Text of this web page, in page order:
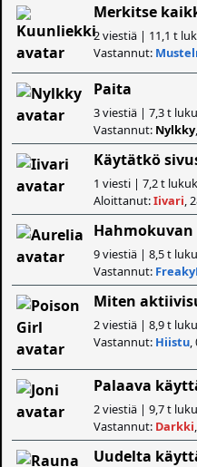
Merkitse
2 viestiä | 11,1 t
Vastannut:
Paita
3 viestiä | 7,3 t
Vastannut: Nylkky
1 viesti | 7,2 t
Aloittanut:Iivari,
9 viestiä | 8,5 t
Vastannut:
2 viestiä | 8,9 t
Vastannut: Hiistu,
Palaava
2 viestiä | 9,7 t
Vastannut: Darkki